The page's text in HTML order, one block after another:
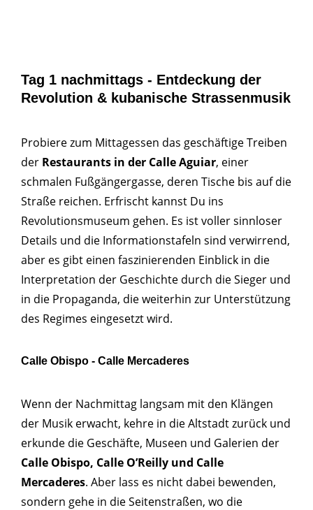
Tag 1 nachmittags - Entdeckung der
Revolution & kubanische Strassenmusik
Probiere zum Mittagessen das geschäftige Treiben
der Restaurants in der Calle Aguiar, einer
schmalen Fußgängergasse, deren Tische bis auf die
Straße reichen. Erfrischt kannst Du ins
Revolutionsmuseum gehen. Es ist voller sinnloser
Details und die Informationstafeln sind verwirrend,
aber es gibt einen faszinierenden Einblick in die
Interpretation der Geschichte durch die Sieger und
in die Propaganda, die weiterhin zur Unterstützung
des Regimes eingesetzt wird.
Calle Obispo - Calle Mercaderes
Wenn der Nachmittag langsam mit den Klängen
der Musik erwacht, kehre in die Altstadt zurück und
erkunde die Geschäfte, Museen und Galerien der
Calle Obispo, Calle O’Reilly und Calle
Mercaderes. Aber lass es nicht dabei bewenden,
sondern gehe in die Seitenstraßen, wo die